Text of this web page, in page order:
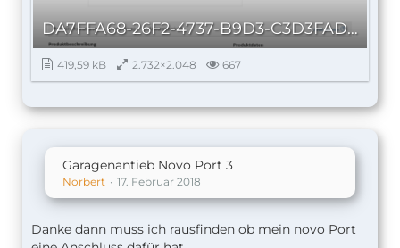
DA7FFA68-26F2-4737-B9D3-C3D3FAD6839F.png
419,59 kB 2.732×2.048 667
Garagenantieb Novo Port 3
Norbert 17. Februar 2018
Danke dann muss ich rausfinden ob mein novo Port